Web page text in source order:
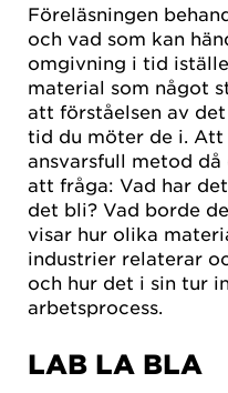
Föreläsningen
och vad som kan
omgivning i tid
material som något
att förståelsen av
tid du möter de i. Att
ansvarsfull metod
att fråga: Vad har
det bli? Vad borde
visar hur olika
industrier relaterar
och hur det i sin tur
arbetsprocess.
LAB LA BLA